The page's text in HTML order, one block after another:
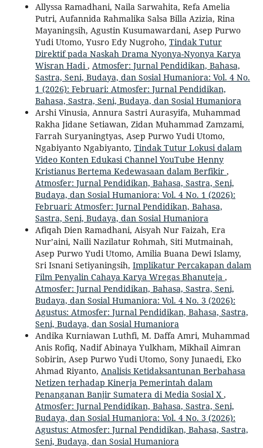
Allyssa Ramadhani, Naila Sarwahita, Refa Amelia
Putri, Aufannida Rahmalika Salsa Billa Azizia, Rina
Mayaningsih, Agustin Kusumawardani, Asep Purwo
Yudi Utomo, Yusro Edy Nugroho, Tindak Tutur
Direktif pada Naskah Drama Nyonya-Nyonya Karya
Wisran Hadi, Atmosfer: Jurnal Pendidikan, Bahasa,
Sastra, Seni, Budaya, dan Sosial Humaniora: Vol. 4 No.
1 (2026): Februari: Atmosfer: Jurnal Pendidikan,
Bahasa, Sastra, Seni, Budaya, dan Sosial Humaniora
Arshi Vinusia, Annura Sastri Aurasyifa, Muhammad
Rakha Jidane Setiawan, Zidan Muhammad Zamzami,
Farrah Suryaningtyas, Asep Purwo Yudi Utomo,
Ngabiyanto Ngabiyanto, Tindak Tutur Lokusi dalam
Video Konten Edukasi Channel YouTube Henny
Kristianus Bertema Kedewasaan dalam Berfikir ,
Atmosfer: Jurnal Pendidikan, Bahasa, Sastra, Seni,
Budaya, dan Sosial Humaniora: Vol. 4 No. 1 (2026):
Februari: Atmosfer: Jurnal Pendidikan, Bahasa,
Sastra, Seni, Budaya, dan Sosial Humaniora
Afiqah Dien Ramadhani, Aisyah Nur Faizah, Era
Nur’aini, Naili Nazilatur Rohmah, Siti Mutmainah,
Asep Purwo Yudi Utomo, Amilia Buana Dewi Islamy,
Sri Isnani Setiyaningsih, Implikatur Percakapan dalam
Film Penyalin Cahaya Karya Wregas Bhanuteja ,
Atmosfer: Jurnal Pendidikan, Bahasa, Sastra, Seni,
Budaya, dan Sosial Humaniora: Vol. 4 No. 3 (2026):
Agustus: Atmosfer: Jurnal Pendidikan, Bahasa, Sastra,
Seni, Budaya, dan Sosial Humaniora
Andika Kurniawan Luthfi, M. Daffa Amri, Muhammad
Anis Rofiq, Nadif Abinaya Yulkham, Mikhail Aimran
Sobirin, Asep Purwo Yudi Utomo, Sony Junaedi, Eko
Ahmad Riyanto, Analisis Ketidaksantunan Berbahasa
Netizen terhadap Kinerja Pemerintah dalam
Penanganan Banjir Sumatera di Media Sosial X ,
Atmosfer: Jurnal Pendidikan, Bahasa, Sastra, Seni,
Budaya, dan Sosial Humaniora: Vol. 4 No. 3 (2026):
Agustus: Atmosfer: Jurnal Pendidikan, Bahasa, Sastra,
Seni, Budaya, dan Sosial Humaniora